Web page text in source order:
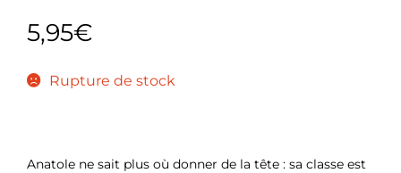
5,95€
Rupture de stock
Anatole ne sait plus où donner de la tête : sa classe est